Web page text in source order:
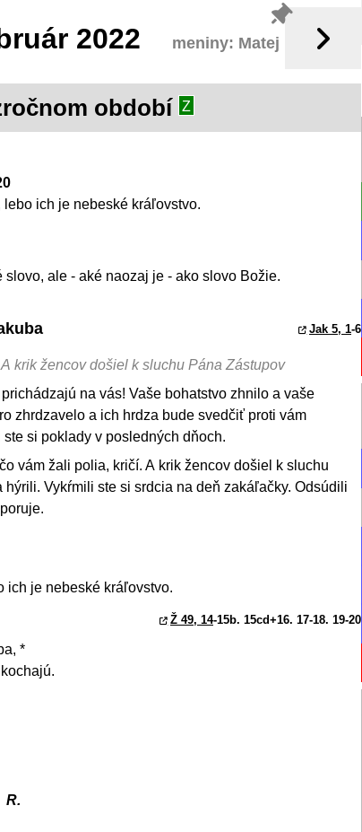
2022 meniny: Matej
období Z
ich je nebeské kráľovstvo.
ale - aké naozaj je - ako slovo Božie.
Jak 5, 1-6
krik žencov došiel k sluchu Pána Zástupov
na vás! Vaše bohatstvo zhnilo a vaše
zhrdzavelo a ich hrdza bude svedčiť proti vám
si poklady v posledných dňoch.
vám žali polia, kričí. A krik žencov došiel k sluchu
Vykŕmili ste si srdcia na deň zakáľačky. Odsúdili
ich je nebeské kráľovstvo.
Ž 49, 14-15b. 15cd+16. 17-18. 19-20
*
R.